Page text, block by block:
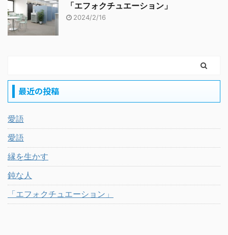
「エフォクチュエーション」
2024/2/16
最近の投稿
愛語
愛語
縁を生かす
鈍な人
「エフォクチュエーション」